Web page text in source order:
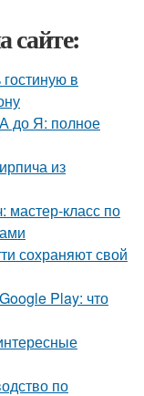
сайте:
в
до Я: полное
из
мастер-класс по
сохраняют свой
Play: что
по